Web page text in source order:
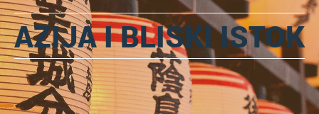
AZIJA I BLISKI ISTOK